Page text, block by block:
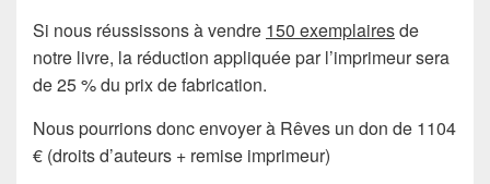
Si nous réussissons à vendre 150 exemplairesde
notre livre, la réduction appliquée par l’imprimeur sera
de 25 % du prix de fabrication.
Nous pourrions donc envoyer à Rêves un don de 1104
€ (droits d’auteurs + remise imprimeur)